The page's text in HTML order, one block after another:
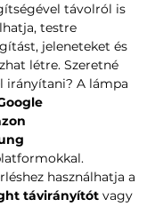
távolról is
testre
jeleneteket és
létre. Szeretné
irányítani? A lámpa
használhatja a
távirányítót vagy